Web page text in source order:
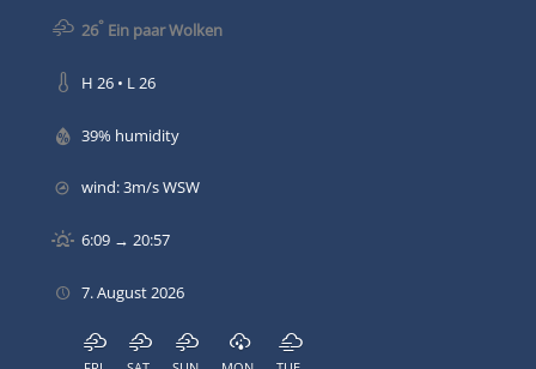
26°Ein paar Wolken
H 26 • L 26
39% humidity
wind: 3m/s WSW
6:09 → 20:57
7. August 2026